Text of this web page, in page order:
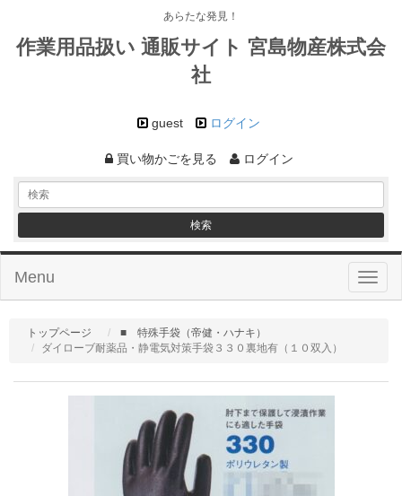
あらたな発見！
作業用品扱い 通販サイト 宮島物産株式会
社
guest ログイン
買い物かごを見る ログイン
Menu
トップページ
■ 特殊手袋（帝健・ハナキ）
ダイローブ耐薬品・静電気対策手袋３３０裏地有（１０双入）